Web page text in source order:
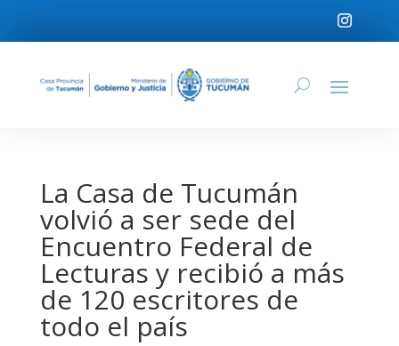
La Casa de Tucumán
volvió a ser sede del
Encuentro Federal de
Lecturas y recibió a más
de 120 escritores de
todo el país